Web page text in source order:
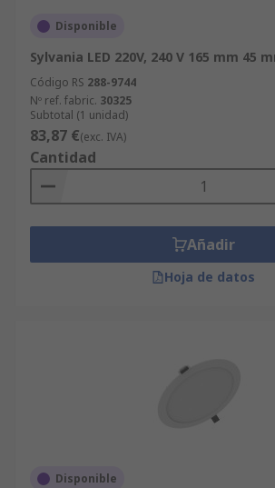
Disponible
Sylvania LED 220V, 240 V 165 mm 45
Código RS 288-9744
Nº ref. fabric. 30325
Subtotal (1 unidad)
83,87 €(exc. IVA)
Cantidad
Añadir
Hoja de datos
Disponible